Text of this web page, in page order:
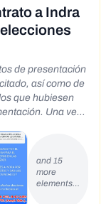
a Indra
de presentación
así como de
que hubiesen
Una vez
Público de fecha
a los miembros de
a la respuesta
de
INDRA
and 15
more
elements…